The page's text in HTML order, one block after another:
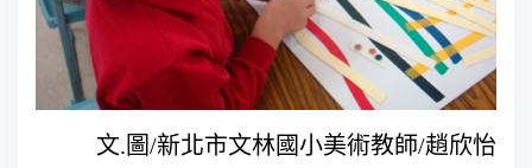
文.圖/新北市文林國小美術教師/趙欣怡